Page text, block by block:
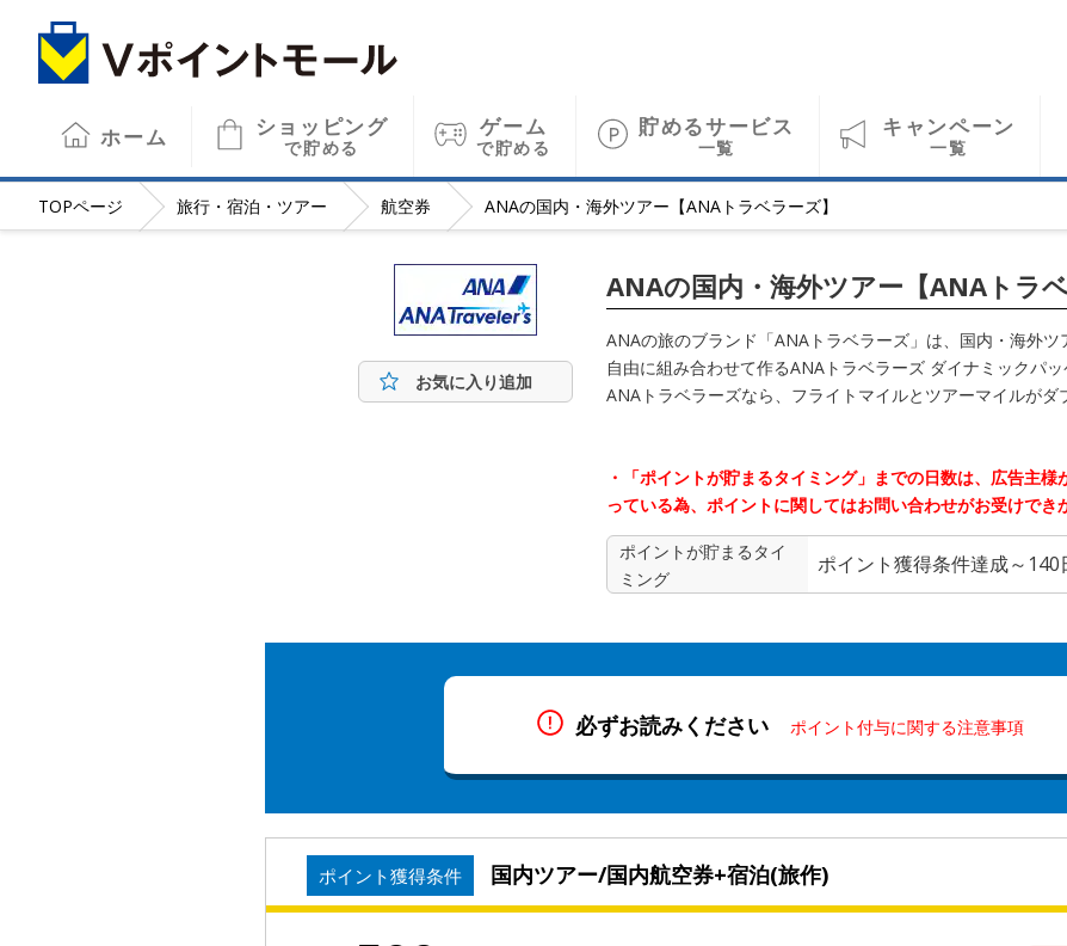
ホーム ショッピング
で貯める
ゲーム
で貯める
貯めるサービス
一覧
キャンペーン
一覧
TOPページ 旅行・宿泊・ツアー 航空券 ANAの国内・海外ツアー【ANAトラベラーズ】
お気に入り追加
ANAの国内・海外ツアー【ANAトラベ
ANAの旅のブランド「ANAトラベラーズ」は、国内・海外
自由に組み合わせて作るANAトラベラーズ ダイナミックパッ
ANAトラベラーズなら、フライトマイルとツアーマイルがダ
・「ポイントが貯まるタイミング」までの日数は、広告主
っている為、ポイントに関してはお問い合わせがお受けでき
ポイントが貯まる タイ
ミング
ポイント獲得条件達成～140
必ずお読みください ポイント付与に関する注意事項
ポイント獲得条件 国内ツアー/国内航空券+宿泊(旅作)